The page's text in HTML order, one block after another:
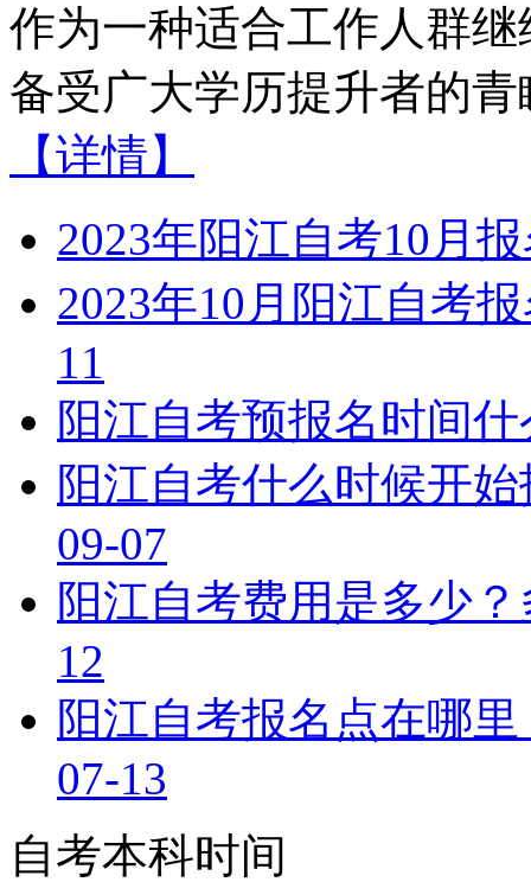
作为一种适合工作人群
备受广大学历提升者的
【详情】
2023年阳江自考10月
2023年10月阳江自考
11
阳江自考预报名时间
阳江自考什么时候开
09-07
阳江自考费用是多少
12
阳江自考报名点在哪
07-13
自考本科时间